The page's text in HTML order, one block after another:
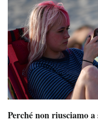
Perché non riusciamo